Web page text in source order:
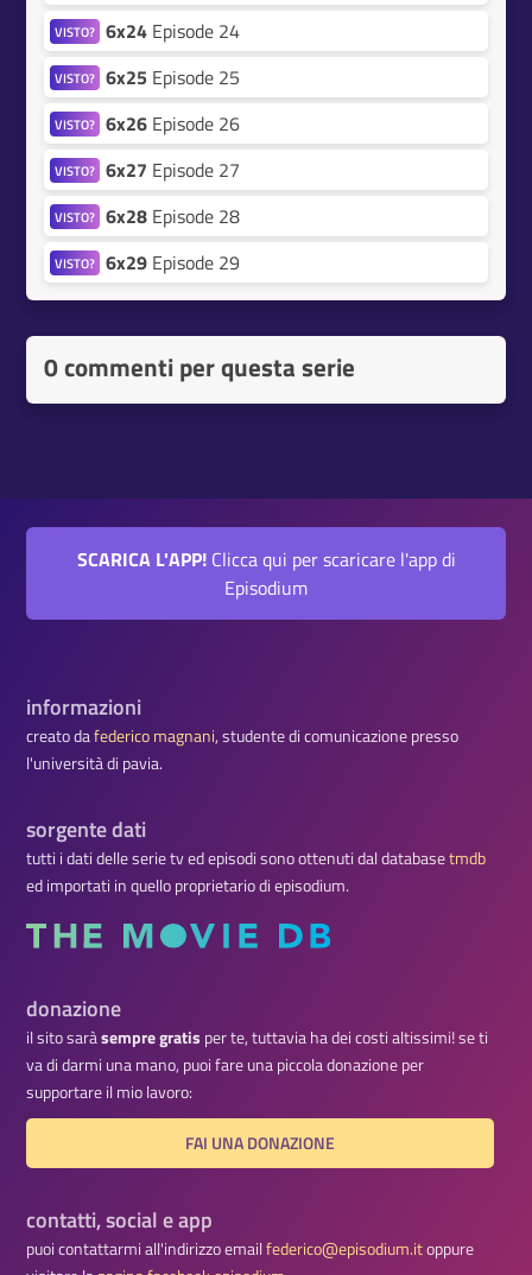
VISTO? 6x24 Episode 24
VISTO? 6x25 Episode 25
VISTO? 6x26 Episode 26
VISTO? 6x27 Episode 27
VISTO? 6x28 Episode 28
VISTO? 6x29 Episode 29
0 commenti per questa serie
SCARICA L'APP!Clicca qui per scaricare l'app di
Episodium
informazioni
creato dafederico magnani, studente di comunicazione presso
l'università di pavia.
sorgente dati
tutti i dati delle serie tv ed episodi sono ottenuti dal databasetmdb
ed importati in quello proprietario di episodium.
donazione
il sito saràsempre gratis per te, tuttavia ha dei costi altissimi! se ti
va di darmi una mano, puoi fare una piccola donazione per
supportare il mio lavoro:
FAI UNA DONAZIONE
contatti, social e app
puoi contattarmi all'indirizzo emailfederico@episodium.itoppure